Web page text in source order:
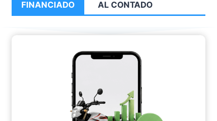
FINANCIADO AL CONTADO